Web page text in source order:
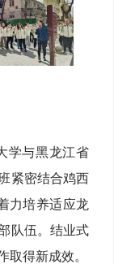
学与黑龙江省
紧密结合鸡西
力培养适应龙
队伍。结业式
取得新成效。